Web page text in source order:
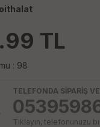
TL
: 98
TELEFONDA SİPARİŞ
Tıklayın, telefonunuzu